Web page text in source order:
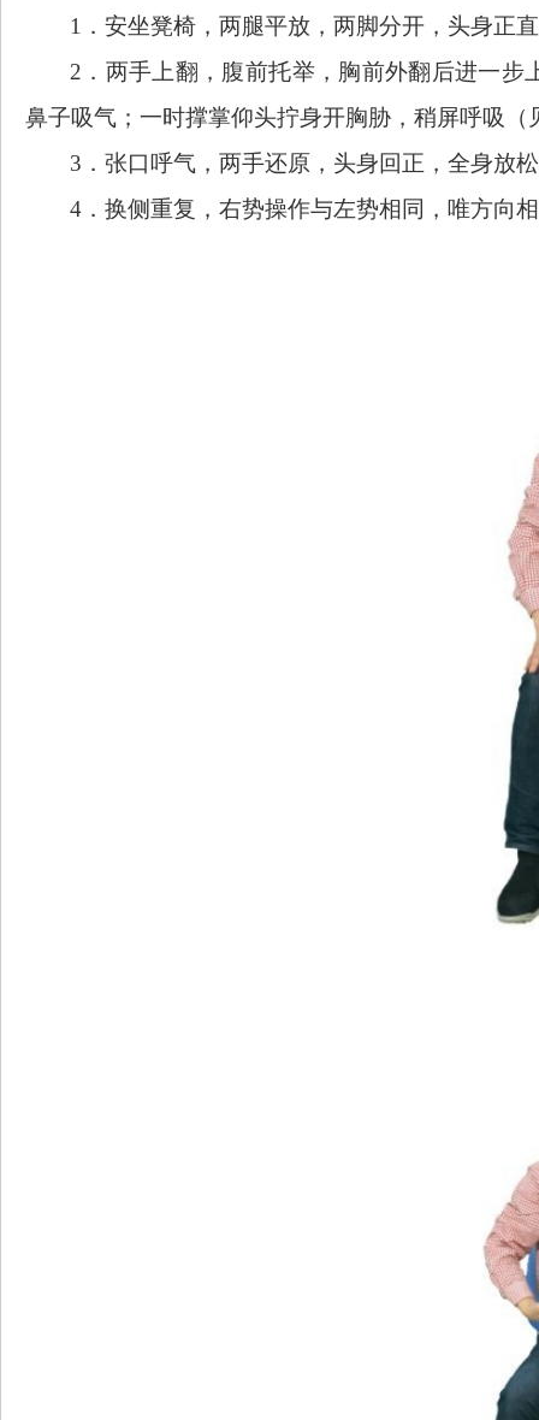
1． 安坐凳椅，两腿平放，两脚分开，头身正
2． 两手 上翻，腹前托举，胸前外翻后进一步
鼻子吸气； 一时撑掌仰头拧身开胸胁，稍屏呼吸
3． 张口呼气，两手还原，头身回正，全身放
4． 换侧重复， 右势操作与左势相同，唯方向